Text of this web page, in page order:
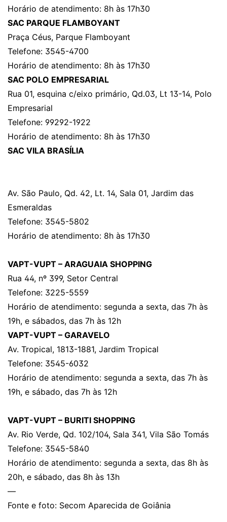
Horário de atendimento: 8h às 17h30
SAC PARQUE FLAMBOYANT
Praça Céus, Parque Flamboyant
Telefone: 3545-4700
Horário de atendimento: 8h às 17h30
SAC POLO EMPRESARIAL
Rua 01, esquina c/eixo primário, Qd.03, Lt 13-14, Polo
Empresarial
Telefone: 99292-1922
Horário de atendimento: 8h às 17h30
SAC VILA BRASÍLIA
Av. São Paulo, Qd. 42, Lt. 14, Sala 01, Jardim das
Esmeraldas
Telefone: 3545-5802
Horário de atendimento: 8h às 17h30
VAPT-VUPT – ARAGUAIA SHOPPING
Rua 44, nº 399, Setor Central
Telefone: 3225-5559
Horário de atendimento: segunda a sexta, das 7h às
19h, e sábados, das 7h às 12h
VAPT-VUPT – GARAVELO
Av. Tropical, 1813-1881, Jardim Tropical
Telefone: 3545-6032
Horário de atendimento: segunda a sexta, das 7h às
19h, e sábado, das 7h às 12h
VAPT-VUPT – BURITI SHOPPING
Av. Rio Verde, Qd. 102/104, Sala 341, Vila São Tomás
Telefone: 3545-5840
Horário de atendimento: segunda a sexta, das 8h às
20h, e sábado, das 8h às 13h
—
Fonte e foto: Secom Aparecida de Goiânia